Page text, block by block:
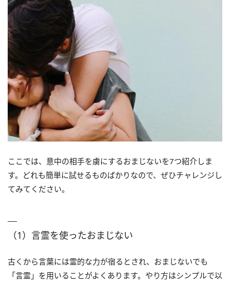
ここでは、意中の相手を虜にするおまじないを7つ紹介しま
す。どれも簡単に試せるものばかりなので、ぜひチャレンジし
てみてください。
（1）言霊を使ったおまじない
古くから言葉には霊的な力が宿るとされ、おまじないでも
「言霊」を用いることがよくあります。やり方はシンプルで以